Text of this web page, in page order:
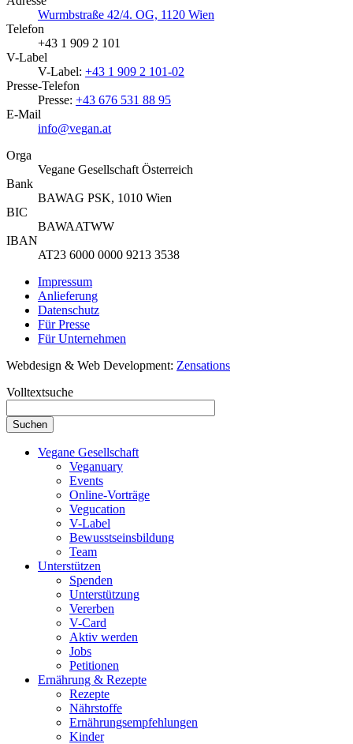
Wurmbstraße 42/4. OG, 1120 Wien
Telefon
+43 1 909 2 101
V-Label
V-Label: +43 1 909 2 101-02
Presse-Telefon
Presse: +43 676 531 88 95
E-Mail
info@vegan.at
Orga
Vegane Gesellschaft Österreich
Bank
BAWAG PSK, 1010 Wien
BIC
BAWAATWW
IBAN
AT23 6000 0000 9213 3538
Impressum
Anlieferung
Datenschutz
Für Presse
Für Unternehmen
Webdesign & Web Development: Zensations
Volltextsuche
Vegane Gesellschaft
Veganuary
Events
Online-Vorträge
Vegucation
V-Label
Bewusstseinsbildung
Team
Unterstützen
Spenden
Unterstützung
Vererben
V-Card
Aktiv werden
Jobs
Petitionen
Ernährung & Rezepte
Rezepte
Nährstoffe
Ernährungsempfehlungen
Kinder